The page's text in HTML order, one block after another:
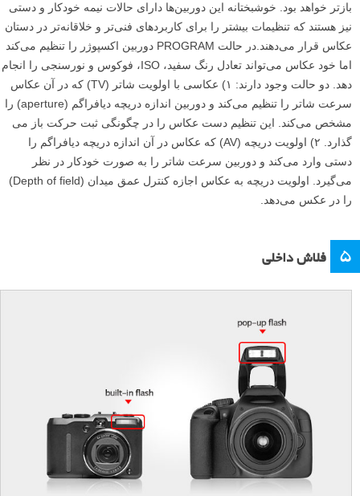
بازتر خواهد بود. خوشبختانه این دوربین‌ها دارای حالات نیمه خودکار و دستی
نیز هستند که تنظیمات بیشتر را برای کاربردهای فنی‌تر و خلاقانه‌تر در دستان
عکاس قرار می‌دهند.در حالت PROGRAM دوربین اکسپوژر را تنظیم می‌کند
اما خود عکاس می‌تواند تعادل رنگ سفید، ISO، فوکوس و نورسنجی را انجام
دهد. دو حالت وجود دارند: ۱) عکاسی با اولویت شاتر (TV) که در آن عکاس
سرعت شاتر را تنظیم می‌کند و دوربین اندازه دریچه دیافراگم (aperture) را
مشخص می‌کند. این تنظیم دست عکاس را در چگونگی ثبت حرکت باز می
گذارد. ۲) اولویت دریچه (AV) که عکاس در آن اندازه دریچه دیافراگم را
دستی وارد می‌کند و دوربین سرعت شاتر را به صورت خودکار در نظر
می‌گیرد. اولویت دریچه به عکاس اجازه کنترل عمق میدان (Depth of field)
را در عکس می‌دهد.
۵ فلاش داخلی